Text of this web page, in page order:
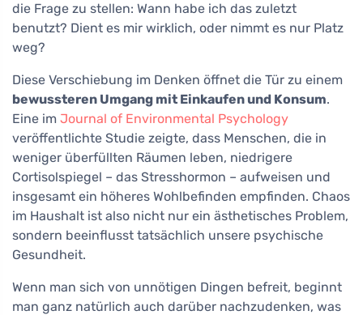
die Frage zu stellen: Wann habe ich das zuletzt
benutzt? Dient es mir wirklich, oder nimmt es nur Platz
weg?
Diese Verschiebung im Denken öffnet die Tür zu einem
bewussteren Umgang mit Einkaufen und Konsum.
Eine im Journal of Environmental Psychology
veröffentlichte Studie zeigte, dass Menschen, die in
weniger überfüllten Räumen leben, niedrigere
Cortisolspiegel – das Stresshormon – aufweisen und
insgesamt ein höheres Wohlbefinden empfinden. Chaos
im Haushalt ist also nicht nur ein ästhetisches Problem,
sondern beeinflusst tatsächlich unsere psychische
Gesundheit.
Wenn man sich von unnötigen Dingen befreit, beginnt
man ganz natürlich auch darüber nachzudenken, was